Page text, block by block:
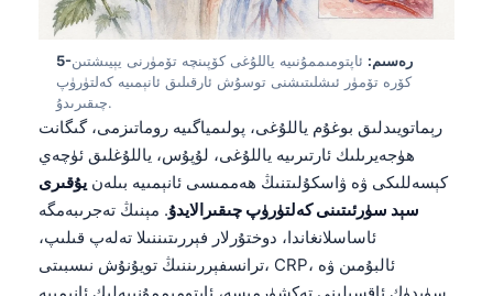
5-رەسىم: ئاپتومىممۇنىيە ياللۇغى كۆپىنچە تۆمۈرنى يېيىشتىن
كۆرە تۆمۈر ئىشلىتىشنى توسۇش ئارقىلىق ئانېمىيە كەلتۈرۈپ
چىقىرىدۇ.
رېماتويىدلىق بوغۇم ياللۇغى، پولىمياگىيە روماتىزمى، گىگانت
ھۈجەيرىلىك ئارتىرىيە ياللۇغى، لۇپۇس، ياللۇغلىق ئۈچەي
كېسەللىكى ۋە ۋاسكۇلىتنىڭ ھەممىسى ئانېمىيە بىلەن يۇقىرى
سېد سۈرئىتىنى كەلتۈرۈپ چىقىرالايدۇ. مېنىڭ تەجرىبەمگە
ئاساسلانغاندا، دوختۇرلار فېررىتىننىلا تەلەپ قىلىپ،
ترانسفېررىننىڭ تويۇنۇش نىسبىتى، CRP، ئالبۇمىن ۋە